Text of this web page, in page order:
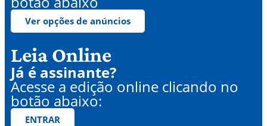
Ver opções de anúncios
Leia Online
Já é assinante?
Acesse a edição online clicando no
botão abaixo:
ENTRAR